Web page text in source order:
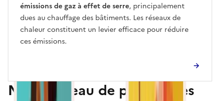
émissions de gaz à effet de serre, principalement
dues au chauffage des bâtiments. Les réseaux de
chaleur constituent un levier efficace pour réduire
ces émissions.
Notre réseau de partenaires